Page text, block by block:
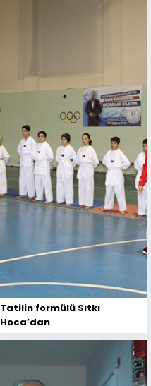
Tatilin formülü Sıtkı
Hoca’dan